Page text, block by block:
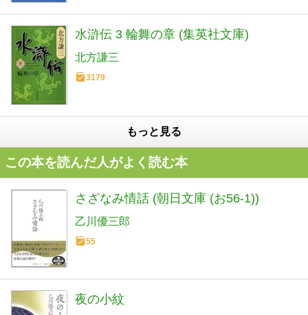
水滸伝 3 輪舞の章 (集英社文庫)
北方謙三
3179
もっと見る
この本を読んだ人がよく読む本
さざなみ情話 (朝日文庫 (お56-1))
乙川優三郎
55
夜の小紋